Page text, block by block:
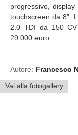
progressivo,
touchscreen da 8”.
2.0 TDI da 150
29.000 euro.
Autore: Francesco
Vai alla fotogallery